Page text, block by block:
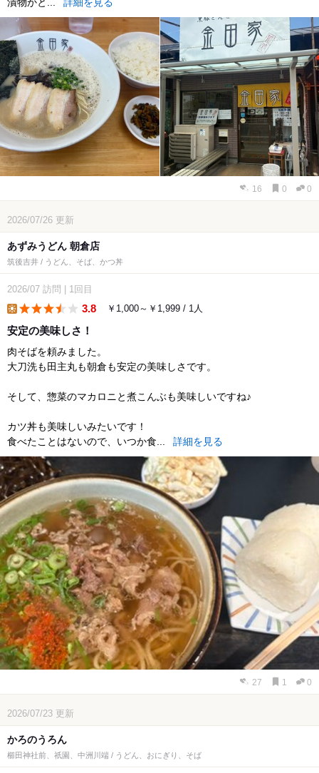
16 0 0
2026/07/26 更新
あずみうどん 朝倉店
筑後吉井 / うどん、そば、かつ丼
2026/07 訪問 1回目
3.8 ￥1,000～￥1,999 / 1人
安定の美味しさ！
肉そばを頼みました。
大刀洗も田主丸も朝倉も安定の美味しさです。
そして、惣菜のマカロニと煮こんぶも美味しいですね♪
カツ丼も美味しいみたいです！
食べたことはないので、いつか食...
詳細を見る
27 1 0
2026/07/23 更新
かろのうろん
櫛田神社前、祇園、中洲川端 / うどん、おにぎり、そば